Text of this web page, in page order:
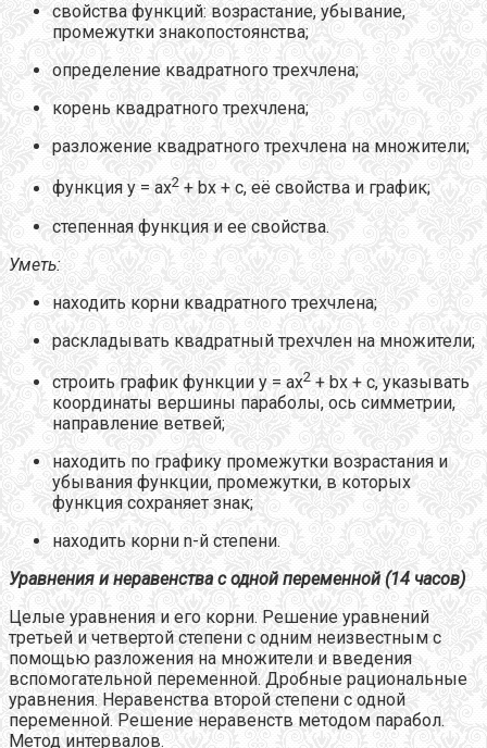
свойства функций: возрастание, убывание,
промежутки знакопостоянства;
определение квадратного трехчлена;
корень квадратного трехчлена;
разложение квадратного трехчлена на множители;
функция у = ах2 + bх + с, её свойства и график;
степенная функция и ее свойства.
Уметь:
находить корни квадратного трехчлена;
раскладывать квадратный трехчлен на множители;
строить график функции у = ах2 + bх + с, указывать
координаты вершины параболы, ось симметрии,
направление ветвей;
находить по графику промежутки возрастания и
убывания функции, промежутки, в которых
функция сохраняет знак;
находить корни n-й степени.
Уравнения и неравенства с одной переменной (14 часов)
Целые уравнения и его корни. Решение уравнений
третьей и четвертой степени с одним неизвестным с
помощью разложения на множители и введения
вспомогательной переменной. Дробные рациональные
уравнения. Неравенства второй степени с одной
переменной. Решение неравенств методом парабол.
Метод интервалов.